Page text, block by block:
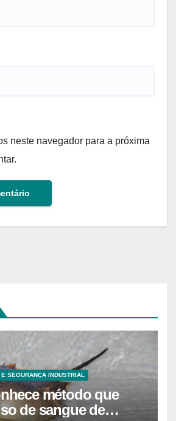
neste navegador para a próxima
SEGURANÇA INDUSTRIAL
método que
de sangue de